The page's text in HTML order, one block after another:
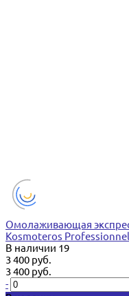
Омолаживающая
Kosmoteros
В наличии 19
3 400 руб.
3 400 руб.
-